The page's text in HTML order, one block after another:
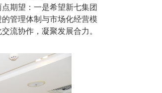
期望：一是希望新七集团
管理体制与市场化经营模
流协作，凝聚发展合力。